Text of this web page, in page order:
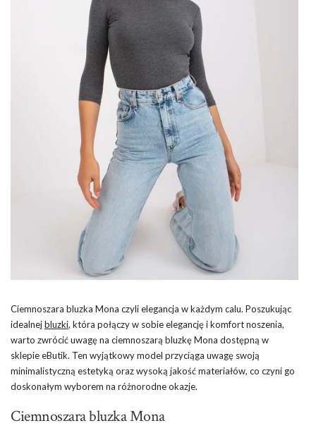
Ciemnoszara bluzka Mona czyli elegancja w każdym calu. Poszukując
idealnejbluzki, która połączy w sobie elegancję i komfort noszenia,
warto zwrócić uwagę na ciemnoszarą bluzkę Mona dostępną w
sklepie eButik. Ten wyjątkowy model przyciąga uwagę swoją
minimalistyczną estetyką oraz wysoką jakość materiałów, co czyni go
doskonałym wyborem na różnorodne okazje.
Ciemnoszara bluzka Mona